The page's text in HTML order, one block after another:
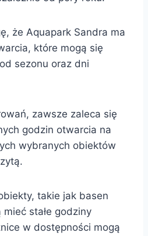
że Aquapark Sandra ma
które mogą się
sezonu oraz dni
zawsze zaleca się
godzin otwarcia na
wybranych obiektów
takie jak basen
stałe godziny
w dostępności mogą